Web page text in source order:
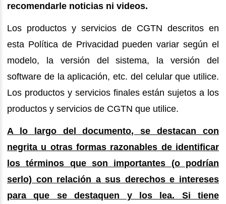
recomendarle noticias ni videos.
Los productos y servicios de CGTN descritos en
esta Política de Privacidad pueden variar según el
modelo, la versión del sistema, la versión del
software de la aplicación, etc. del celular que utilice.
Los productos y servicios finales están sujetos a los
productos y servicios de CGTN que utilice.
A lo largo del documento, se destacan con
negrita u otras formas razonables de identificar
los términos que son importantes (o podrían
serlo) con relación a sus derechos e intereses
para que se destaquen y los lea. Si tiene